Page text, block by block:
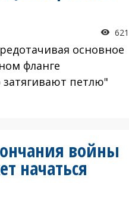
621
основное
фланге
петлю"
войны
начаться